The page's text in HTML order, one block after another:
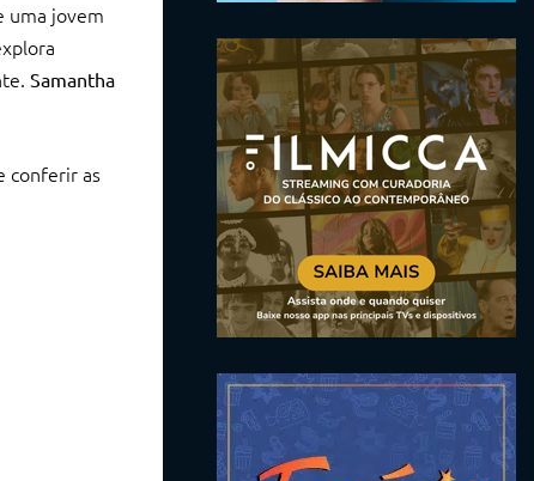
uma jovem
Samantha
conferir as